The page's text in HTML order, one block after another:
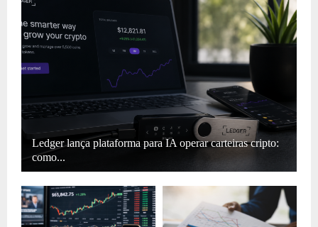
Ledger lança plataforma para IA operar carteiras cripto:
como...